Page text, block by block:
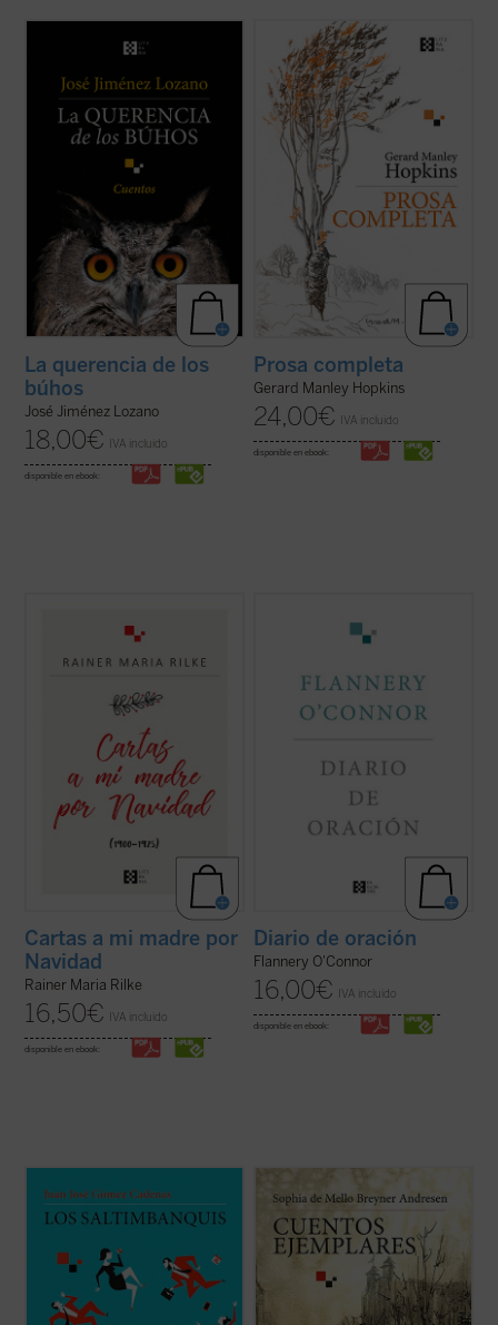
todas inéditas, que nos desvelan el
vivencias son transformados en relatos
que nos sitúan ante aquellos instantes de la
vida que la hacen más verdadera. ...(ver
La querencia de los
búhos
José Jiménez Lozano
18,00€ IVA incluido
disponible en ebook:
Se publica por primera vez en castellano,
de la mano del filólogo, escritor y traductor
Gabriel Insausti la obra completa en prosa
--a excepción de algún texto menor-- del
poeta inglés Gerard Manley Hopkins (1844-
1889). Ejemplo claro del ...(ver ficha)
Prosa completa
Gerard Manley Hopkins
24,00€ IVA incluido
disponible en ebook:
correspondencia navideña con su madre
desde 1900 hasta 1925. Estas cartas están
contienen algunos rasgos conmovedores,
Cartas a mi madre por
Navidad
Rainer Maria Rilke
16,50€ IVA incluido
disponible en ebook:
contenía una serie de «cartas dirigidas a
Dios». Consciente de que estaba haciendo
supuesto un cambio en su vida.... (ver ficha)
Diario de oración
Flannery O'Connor
16,00€ IVA incluido
disponible en ebook:
de despachos de acero y metacrilato,
cámaras ocultas, selectos restaurantes y
exclusivos clubs deportivos, con
cada palabra tiene un precio. Los límites de
(ver ficha)
famosa poetisa Sophia de Mello Breyner
recibir el Prémio Camões, el más
importante galardón de la literatura en
lengua lusa-- que se publican por primera
(ver ficha)